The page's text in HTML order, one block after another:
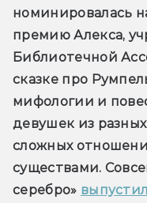
номинировалась
премию Алекса,
Библиотечной
сказке про
мифологии и
девушек из
сложных
существами.
серебро»